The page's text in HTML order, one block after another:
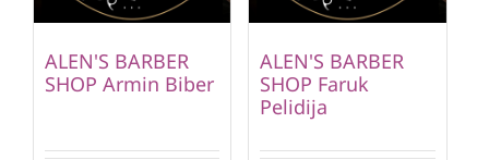
ALEN'S BARBER
SHOP Armin Biber
ALEN'S BARBER
SHOP Faruk
Pelidija